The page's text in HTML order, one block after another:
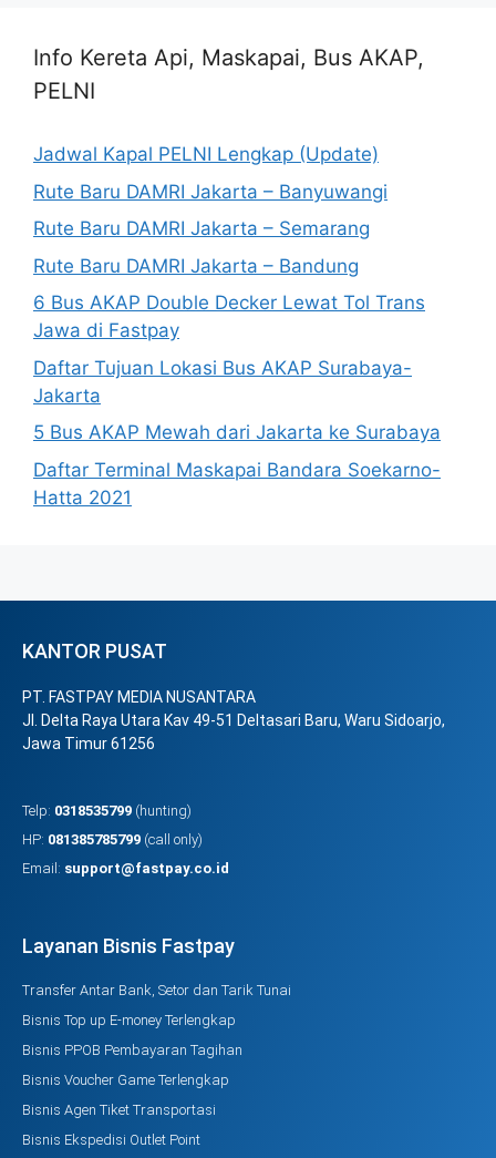
Info Kereta Api, Maskapai, Bus AKAP,
PELNI
Jadwal Kapal PELNI Lengkap (Update)
Rute Baru DAMRI Jakarta – Banyuwangi
Rute Baru DAMRI Jakarta – Semarang
Rute Baru DAMRI Jakarta – Bandung
6 Bus AKAP Double Decker Lewat Tol Trans
Jawa di Fastpay
Daftar Tujuan Lokasi Bus AKAP Surabaya-
Jakarta
5 Bus AKAP Mewah dari Jakarta ke Surabaya
Daftar Terminal Maskapai Bandara Soekarno-
Hatta 2021
KANTOR PUSAT
PT. FASTPAY MEDIA NUSANTARA
Jl. Delta Raya Utara Kav 49-51 Deltasari Baru, Waru Sidoarjo,
Jawa Timur 61256
Telp: 0318535799 (hunting)
HP: 081385785799 (call only)
Email: support@fastpay.co.id
Layanan Bisnis Fastpay
Transfer Antar Bank, Setor dan Tarik Tunai
Bisnis Top up E-money Terlengkap
Bisnis PPOB Pembayaran Tagihan
Bisnis Voucher Game Terlengkap
Bisnis Agen Tiket Transportasi
Bisnis Ekspedisi Outlet Point